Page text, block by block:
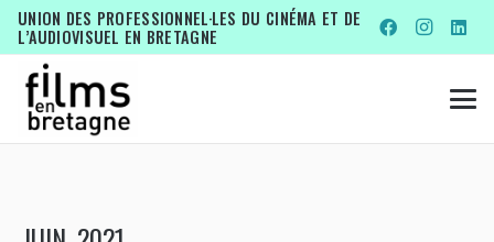
UNION DES PROFESSIONNEL·LES DU CINÉMA ET DE
L’AUDIOVISUEL EN BRETAGNE